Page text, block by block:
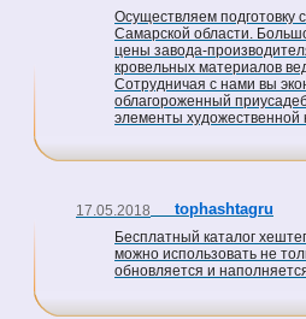
Осуществляем подготовку
Самарской области.
цены завода-
кровельных материалов
Сотрудничая с нами вы
облагороженный
элементы художественной
17.05.2018 tophashtagru
Бесплатный каталог
можно использовать не
обновляется и